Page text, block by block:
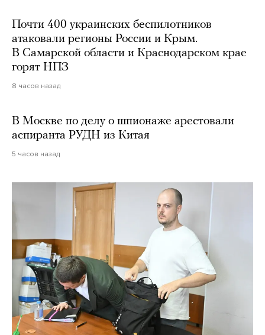
Почти 400 украинских беспилотников
атаковали регионы России и Крым.
В Самарской области и Краснодарском крае
горят НПЗ
8 часов назад
В Москве по делу о шпионаже арестовали
аспиранта РУДН из Китая
5 часов назад